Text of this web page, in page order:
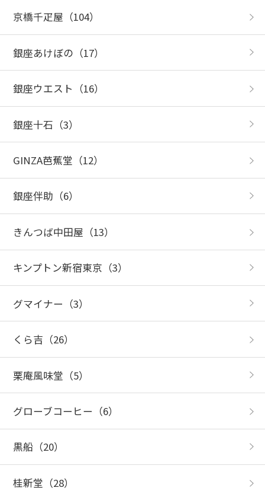
京橋千疋屋 （104）
銀座あけぼの （17）
銀座ウエスト （16）
銀座十石 （3）
GINZA芭蕉堂 （12）
銀座伴助 （6）
きんつば中田屋 （13）
キンプトン新宿東京 （3）
グマイナー （3）
くら吉 （26）
栗庵風味堂 （5）
グローブコーヒー （6）
黒船 （20）
桂新堂 （28）